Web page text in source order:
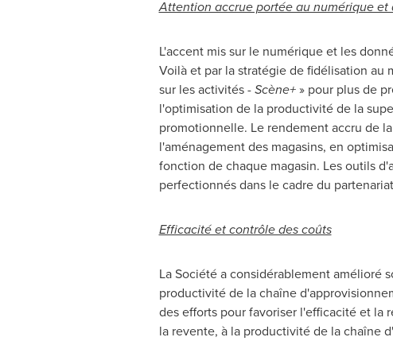
Attention accrue portée au numérique et
L'accent mis sur le numérique et les
Voilà et par la stratégie de fidélisation au
sur les activités -Scène+» pour plus de
l'optimisation de la productivité de la
promotionnelle. Le rendement accru de
l'aménagement des magasins, en
fonction de chaque magasin. Les outils
perfectionnés dans le cadre du
Efficacité et contrôle des coûts
La Société a considérablement amélioré
productivité de la chaîne
des efforts pour favoriser l'efficacité et la
la revente, à la productivité de la chaîne